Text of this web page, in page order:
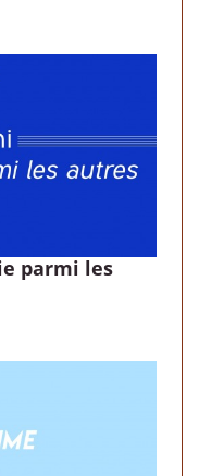
parmi les